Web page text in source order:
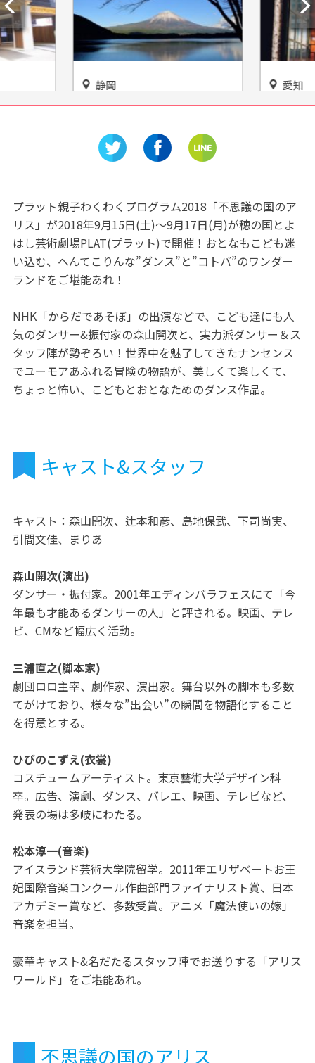
！大須
静岡
工場見学in静岡 うなぎパイフ
のお菓子をゲットしよう!
愛知
【覚王
プラット親子わくわくプログラム2018「不思議の国のア
リス」が2018年9月15日(土)～9月17日(月)が穂の国とよ
はし芸術劇場PLAT(プラット)で開催！おとなもこども迷
い込む、へんてこりんな”ダンス”と”コトバ”のワンダー
ランドをご堪能あれ！
NHK「からだであそぼ」の出演などで、こども達にも人
気のダンサー&振付家の森山開次と、実力派ダンサー＆ス
タッフ陣が勢ぞろい！世界中を魅了してきたナンセンス
でユーモアあふれる冒険の物語が、美しくて楽しくて、
ちょっと怖い、こどもとおとなためのダンス作品。
キャスト&スタッフ
キャスト：森山開次、辻本和彦、島地保武、下司尚実、
引間文佳、まりあ
森山開次(演出)
ダンサー・振付家。2001年エディンバラフェスにて「今
年最も才能あるダンサーの人」と評される。映画、テレ
ビ、CMなど幅広く活動。
三浦直之(脚本家)
劇団ロロ主宰、劇作家、演出家。舞台以外の脚本も多数
てがけており、様々な”出会い”の瞬間を物語化すること
を得意とする。
ひびのこずえ(衣裳)
コスチュームアーティスト。東京藝術大学デザイン科
卒。広告、演劇、ダンス、バレエ、映画、テレビなど、
発表の場は多岐にわたる。
松本淳一(音楽)
アイスランド芸術大学院留学。2011年エリザベートお王
妃国際音楽コンクール作曲部門ファイナリスト賞、日本
アカデミー賞など、多数受賞。アニメ「魔法使いの嫁」
音楽を担当。
豪華キャスト&名だたるスタッフ陣でお送りする「アリス
ワールド」をご堪能あれ。
不思議の国のアリス